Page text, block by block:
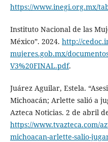
https://www.inegi.org.mx/
Instituto Nacional de las
México”. 2024. http://
mujeres.gob.mx/
V3%20FINAL.pdf.
Juárez Aguilar, Estela.
Michoacán; Arlette salió a
Azteca Noticias. 2 de abril
https://www.tvazteca.com/
michoacan-arlette-salio-